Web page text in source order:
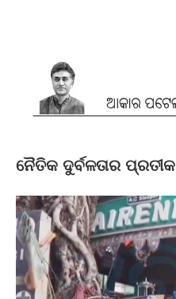
ନୈତିକ ଦୁର୍ବଳତାର ପ୍ରତୀକ